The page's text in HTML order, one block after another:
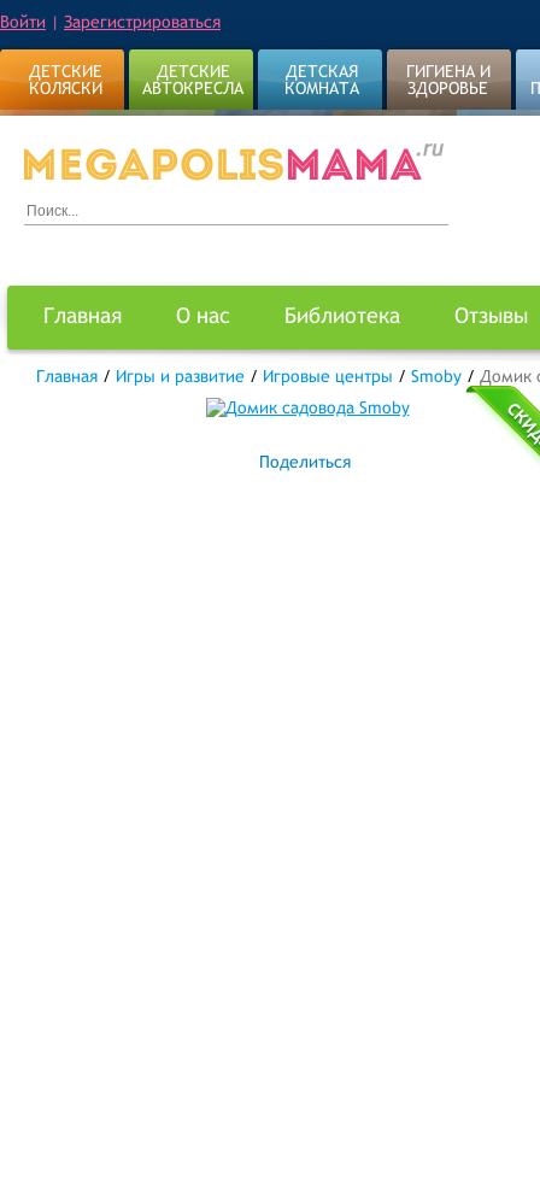
Войти | Зарегистрироваться
ДЕТСКИЕ
КОЛЯСКИ
ДЕТСКИЕ
АВТОКРЕСЛА
ДЕТСКАЯ
КОМНАТА
ГИГИЕНА И
ЗДОРОВЬЕ
Главная О нас Библиотека Отзывы
Главная / Игры и развитие / Игровые центры / Smoby / Домик
Поделиться